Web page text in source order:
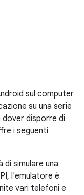
sul computer
su una serie
dover disporre di
i seguenti
di simulare una
l'emulatore è
vari telefoni e